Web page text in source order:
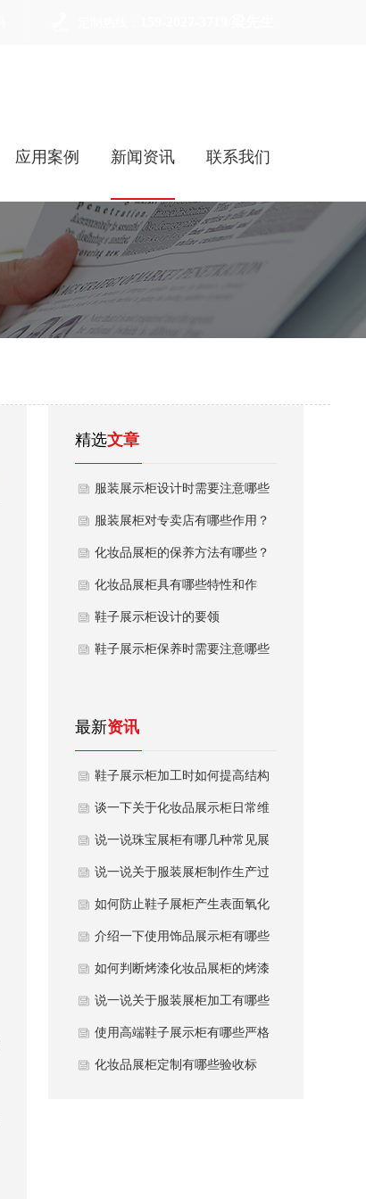
应用案例 新闻资讯 联系我们
精选文章
服装展示柜设计时需要注意哪些
问题
服装展柜对专卖店有哪些作用？
化妆品展柜的保养方法有哪些？
化妆品展柜具有哪些特性和作
用？
鞋子展示柜设计的要领
鞋子展示柜保养时需要注意哪些
最新资讯
鞋子展示柜加工时如何提高结构
加固防变形方法？
谈一下关于化妆品展示柜日常维
护注意事项？
说一说珠宝展柜有哪几种常见展
柜类型？
说一说关于服装展柜制作生产过
程中避坑哪些要点？
如何防止鞋子展柜产生表面氧化
发黄现象？
介绍一下使用饰品展示柜有哪些
常用材质？
如何判断烤漆化妆品展柜的烤漆
质量好坏？
说一说关于服装展柜加工有哪些
性能优势？
使用高端鞋子展示柜有哪些严格
质量要求？
化妆品展柜定制有哪些验收标